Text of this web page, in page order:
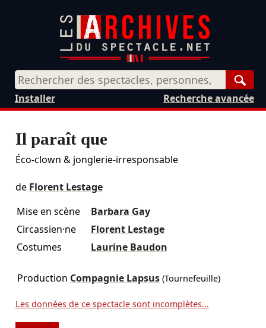
Recherche avancée
Installer
Il paraît que
Éco-clown & jonglerie-irresponsable
de Florent Lestage
Mise en scène
Barbara Gay
Circassien·ne
Florent Lestage
Costumes
Laurine Baudon
Production Compagnie Lapsus(Tournefeuille)
Les données de ce spectacle sont incomplètes...